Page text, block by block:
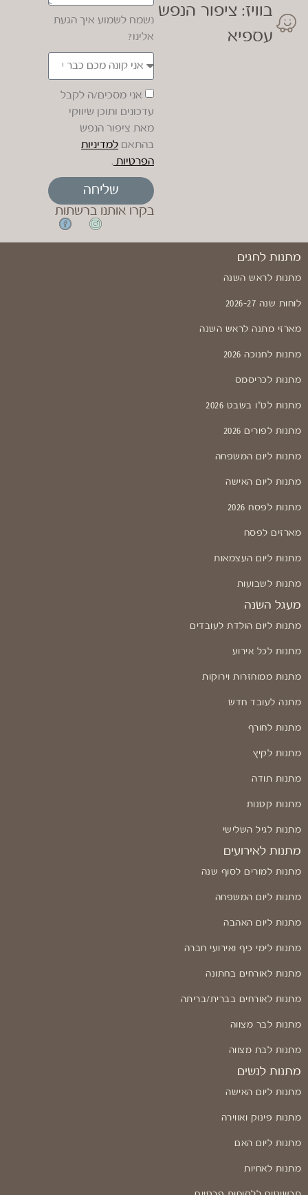
בוויז: ציפור הנפש
עספיא
נשמח לשמוע איך הגעת
אלינו?
אני מסכים/ה לקבל
עדכונים ותוכן שיווקי
מאת ציפור הנפש
בהתאם למדיניות
הפרטיות .
שליחה
בקרו אותנו ברשתות
מתנות לחגים
מתנות לראש השנה
לוחות שנה 2026-27
מארזי מתנה לראש השנה
מתנות לחנוכה 2026
מתנות לכריסמס
מתנות לט"ו בשבט 2026
מתנות לפורים 2026
מתנות ליום המשפחה
מתנות ליום האישה
מתנות לפסח 2026
מארזים לפסח
מתנות ליום העצמאות
מתנות לשבועות
מעגל השנה
מתנות ליום הולדת לעובדים
מתנות לכל אירוע
מתנות ממוחזרות וירוקות
מתנה לעובד חדש
מתנות לחורף
מתנות לקיץ
מתנות תודה
מתנות קטנות
מתנות לגיל השלישי
מתנות לאירועים
מתנות למורים לסוף שנה
מתנות ליום המשפחה
מתנות ליום האהבה
מתנות לימי כיף ואירועי חברה
מתנות לאורחים בחתונה
מתנות לאורחים בברית/בריתה
מתנות לבר מצווה
מתנות לבת מצווה
מתנות לנשים
מתנות ליום האישה
מתנות פינוק ואווירה
מתנות ליום האם
מתנות לאחיות